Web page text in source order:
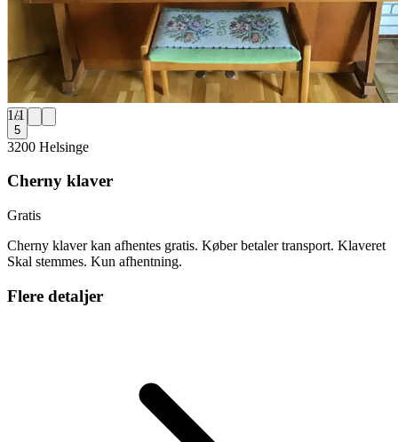
1/1
5
3200 Helsinge
Cherny klaver
Gratis
Cherny klaver kan afhentes gratis. Køber betaler transport. Klaveret
Skal stemmes. Kun afhentning.
Flere detaljer